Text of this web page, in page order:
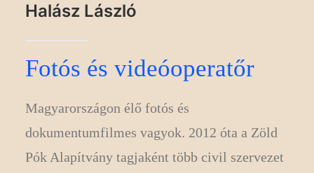
Halász László
Fotós és videóoperatőr
Magyarországon élő fotós és
dokumentumfilmes vagyok. 2012 óta a Zöld
Pók Alapítvány tagjaként több civil szervezet